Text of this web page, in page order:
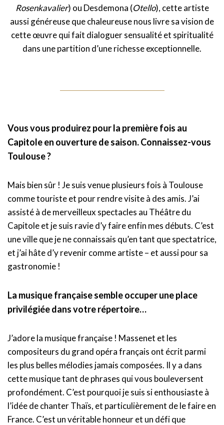
Rosenkavalier) ou Desdemona (Otello), cette artiste
aussi généreuse que chaleureuse nous livre sa vision de
cette œuvre qui fait dialoguer sensualité et spiritualité
dans une partition d’une richesse exceptionnelle.
Vous vous produirez pour la première fois au
Capitole en ouverture de saison. Connaissez-vous
Toulouse ?
Mais bien sûr ! Je suis venue plusieurs fois à Toulouse
comme touriste et pour rendre visite à des amis. J’ai
assisté à de merveilleux spectacles au Théâtre du
Capitole et je suis ravie d’y faire enfin mes débuts. C’est
une ville que je ne connaissais qu’en tant que spectatrice,
et j’ai hâte d’y revenir comme artiste – et aussi pour sa
gastronomie !
La musique française semble occuper une place
privilégiée dans votre répertoire…
J’adore la musique française ! Massenet et les
compositeurs du grand opéra français ont écrit parmi
les plus belles mélodies jamais composées. Il y a dans
cette musique tant de phrases qui vous bouleversent
profondément. C’est pourquoi je suis si enthousiaste à
l’idée de chanter Thaïs, et particulièrement de le faire en
France. C’est un véritable honneur et un défi que